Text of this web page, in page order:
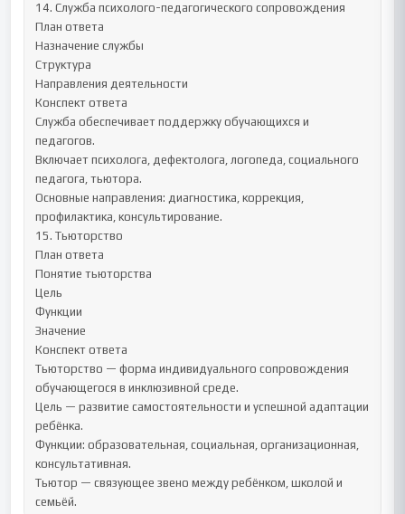
14. Служба психолого-педагогического сопровождения
План ответа
Назначение службы
Структура
Направления деятельности
Конспект ответа
Служба обеспечивает поддержку обучающихся и
педагогов.
Включает психолога, дефектолога, логопеда, социального
педагога, тьютора.
Основные направления: диагностика, коррекция,
профилактика, консультирование.
15. Тьюторство
План ответа
Понятие тьюторства
Цель
Функции
Значение
Конспект ответа
Тьюторство — форма индивидуального сопровождения
обучающегося в инклюзивной среде.
Цель — развитие самостоятельности и успешной адаптации
ребёнка.
Функции: образовательная, социальная, организационная,
консультативная.
Тьютор — связующее звено между ребёнком, школой и
семьёй.